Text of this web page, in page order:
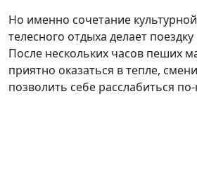
Но именно сочетание
телесного отдыха делает
После нескольких часов пеших
приятно оказаться в тепле,
позволить себе расслабиться